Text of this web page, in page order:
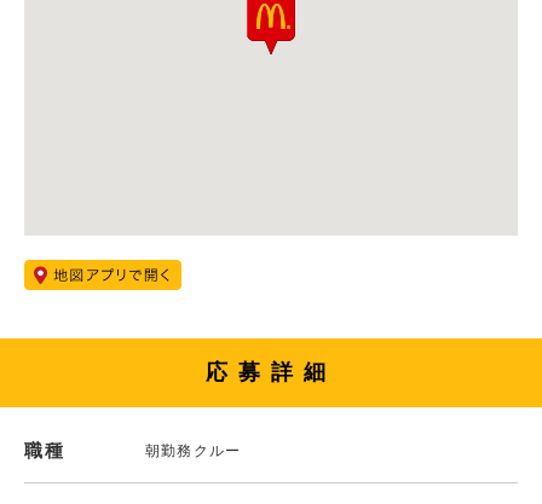
応募詳細
職種 朝勤務クルー